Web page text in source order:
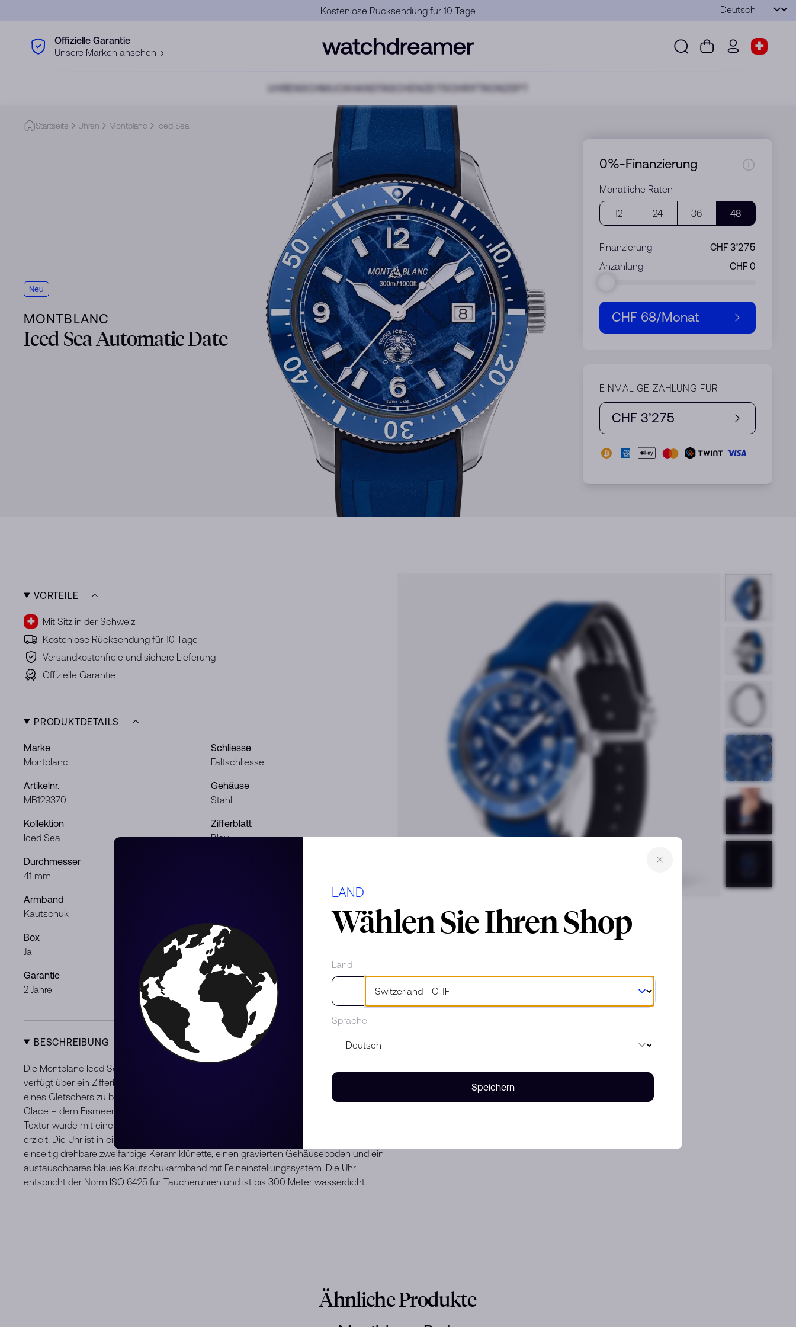
Offizielle Garantie Sprache
Senden
Offizielle Garantie
Unsere Marken ansehen
UHREN SCHMUCK HANDTASCHEN
KONZEPT
Startseite Uhren Montblanc Iced Sea
Neu
MONTBLANC
Iced Sea Automatic Date
0%-Finanzierung
Monatliche Raten
12 24 36 48
Finanzierung
CHF 3’275
Anzahlung
CHF 68/Monat
EINMALIGE ZAHLUNG FÜR
CHF 3’275
VORTEILE
Mit Sitz in der Schweiz
Kostenlose Rücksendung für 10 Tage
Versandkostenfreie und sichere Lieferung
Offizielle Garantie
PRODUKTDETAILS
Marke
Montblanc
Schliesse
Faltschliesse
Artikelnr.
MB129370
Gehäuse
Stahl
Kollektion
Iced Sea
Zifferblatt
Blau
Durchmesser
41 mm
Armband
Kautschuk
Box
Ja
Dokumente
Ja
Garantie
2 Jahre
Zustand
BESCHREIBUNG
Die Montblanc Iced Sea Automatic Date ist die erste Sporttauchuhr von Montblanc und
verfügt über ein Zifferblatt mit Gletschermuster, das den Eindruck vermittelt, in die Tiefen
eines Gletschers zu blicken. Dieses blaue Zifferblatt mit Gletschermuster ist vom Mer de
Glace – dem Eismeer – dem Hauptgletscher des Mont-Blanc-Massivs inspiriert. Seine
Textur wurde mit einer fast vergessenen traditionellen Technik namens „gratté-boisé”
erzielt. Die Uhr ist in einem 41-mm-Edelstahlgehäuse untergebracht und verfügt über eine
einseitig drehbare zweifarbige Keramiklünette, einen gravierten Gehäuseboden und ein
austauschbares blaues Kautschukarmband mit Feineinstellungssystem. Die Uhr
entspricht der Norm ISO 6425 für Taucheruhren und ist bis 300 Meter wasserdicht.
Ähnliche Produkte
LAND
Wählen Sie Ihren Shop
Land
Sprache
Speichern